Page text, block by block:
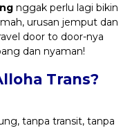
nggak perlu lagi bikin
urusan jemput dan
door to door-nya
dan nyaman!
Trans?
tanpa transit, tanpa